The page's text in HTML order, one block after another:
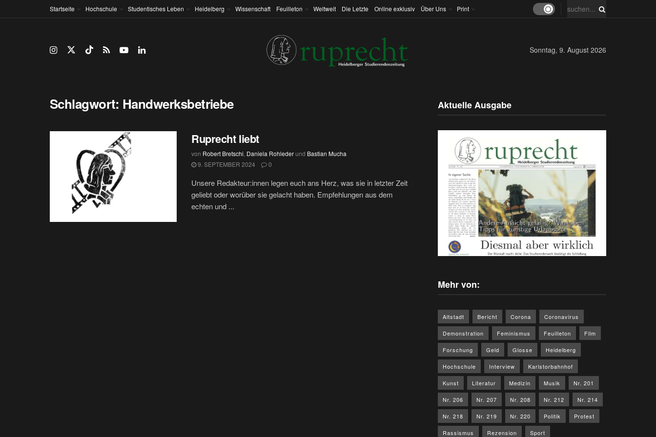
Startseite Hochschule Studentisches Leben Heidelberg Wissenschaft Feuilleton Weltweit Die Letzte Online exklusiv Über Uns Print
Sonntag, 9. August 2026
Schlagwort: Handwerksbetriebe
Ruprecht liebt
von Robert Bretschi, Daniela Rohlederund Bastian Mucha
9. SEPTEMBER 2024
0
Unsere Redakteur:innen legen euch ans Herz, was sie in letzter Zeit
geliebt oder worüber sie gelacht haben. Empfehlungen aus dem
echten und ...
Aktuelle Ausgabe
Mehr von:
Altstadt Bericht Corona Coronavirus
Demonstration Feminismus Feuilleton Film
Forschung Geld Glosse Heidelberg
Hochschule Interview Karlstorbahnhof
Kunst Literatur Medizin Musik Nr. 201
Nr. 206 Nr. 207 Nr. 208 Nr. 212 Nr. 214
Nr. 218 Nr. 219 Nr. 220 Politik Protest
Rassismus Rezension Sport